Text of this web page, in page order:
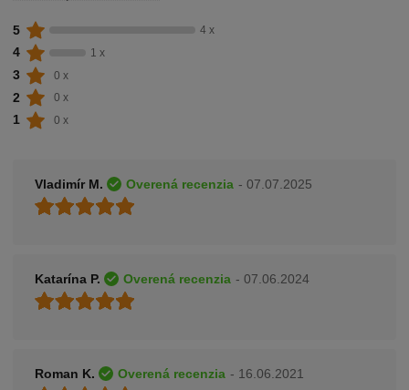
5 4 x
4 1 x
3 0 x
2 0 x
1 0 x
Vladimír M. Overená recenzia - 07.07.2025
Katarína P. Overená recenzia - 07.06.2024
Roman K. Overená recenzia - 16.06.2021